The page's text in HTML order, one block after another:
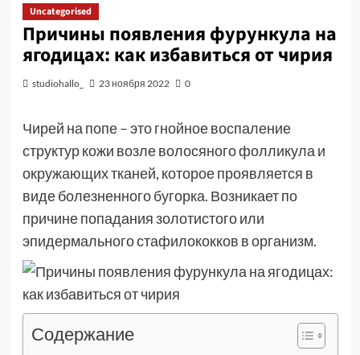
Uncategorised
Причины появления фурункула на
ягодицах: как избавиться от чирия
studiohallo_ 23 ноября 2022 0
Чирей на попе – это гнойное воспаление
структур кожи возле волосяного фолликула и
окружающих тканей, которое проявляется в
виде болезненного бугорка. Возникает по
причине попадания золотистого или
эпидермального стафилококков в организм.
Содержание